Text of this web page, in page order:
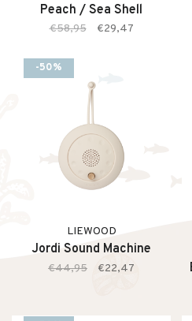
Peach / Sea Shell
€58,95 €29,47
-50%
LIEWOOD
Jordi Sound Machine
€44,95 €22,47